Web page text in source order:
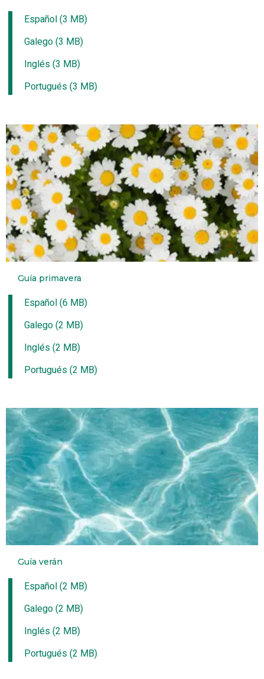
Español (3 MB)
Galego (3 MB)
Inglés (3 MB)
Portugués (3 MB)
Guía primavera
Español (6 MB)
Galego (2 MB)
Inglés (2 MB)
Portugués (2 MB)
Guía verán
Español (2 MB)
Galego (2 MB)
Inglés (2 MB)
Portugués (2 MB)